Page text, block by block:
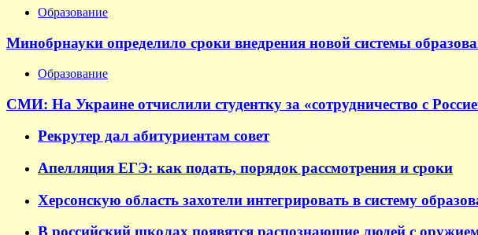
Образование
Минобрнауки определило сроки внедрения новой системы
Образование
СМИ: На Украине отчислили студентку за «сотрудничество с
Рекрутер дал абитуриентам совет
Апелляция ЕГЭ: как подать, порядок рассмотрения и сроки
Херсонскую область захотели интегрировать в систему